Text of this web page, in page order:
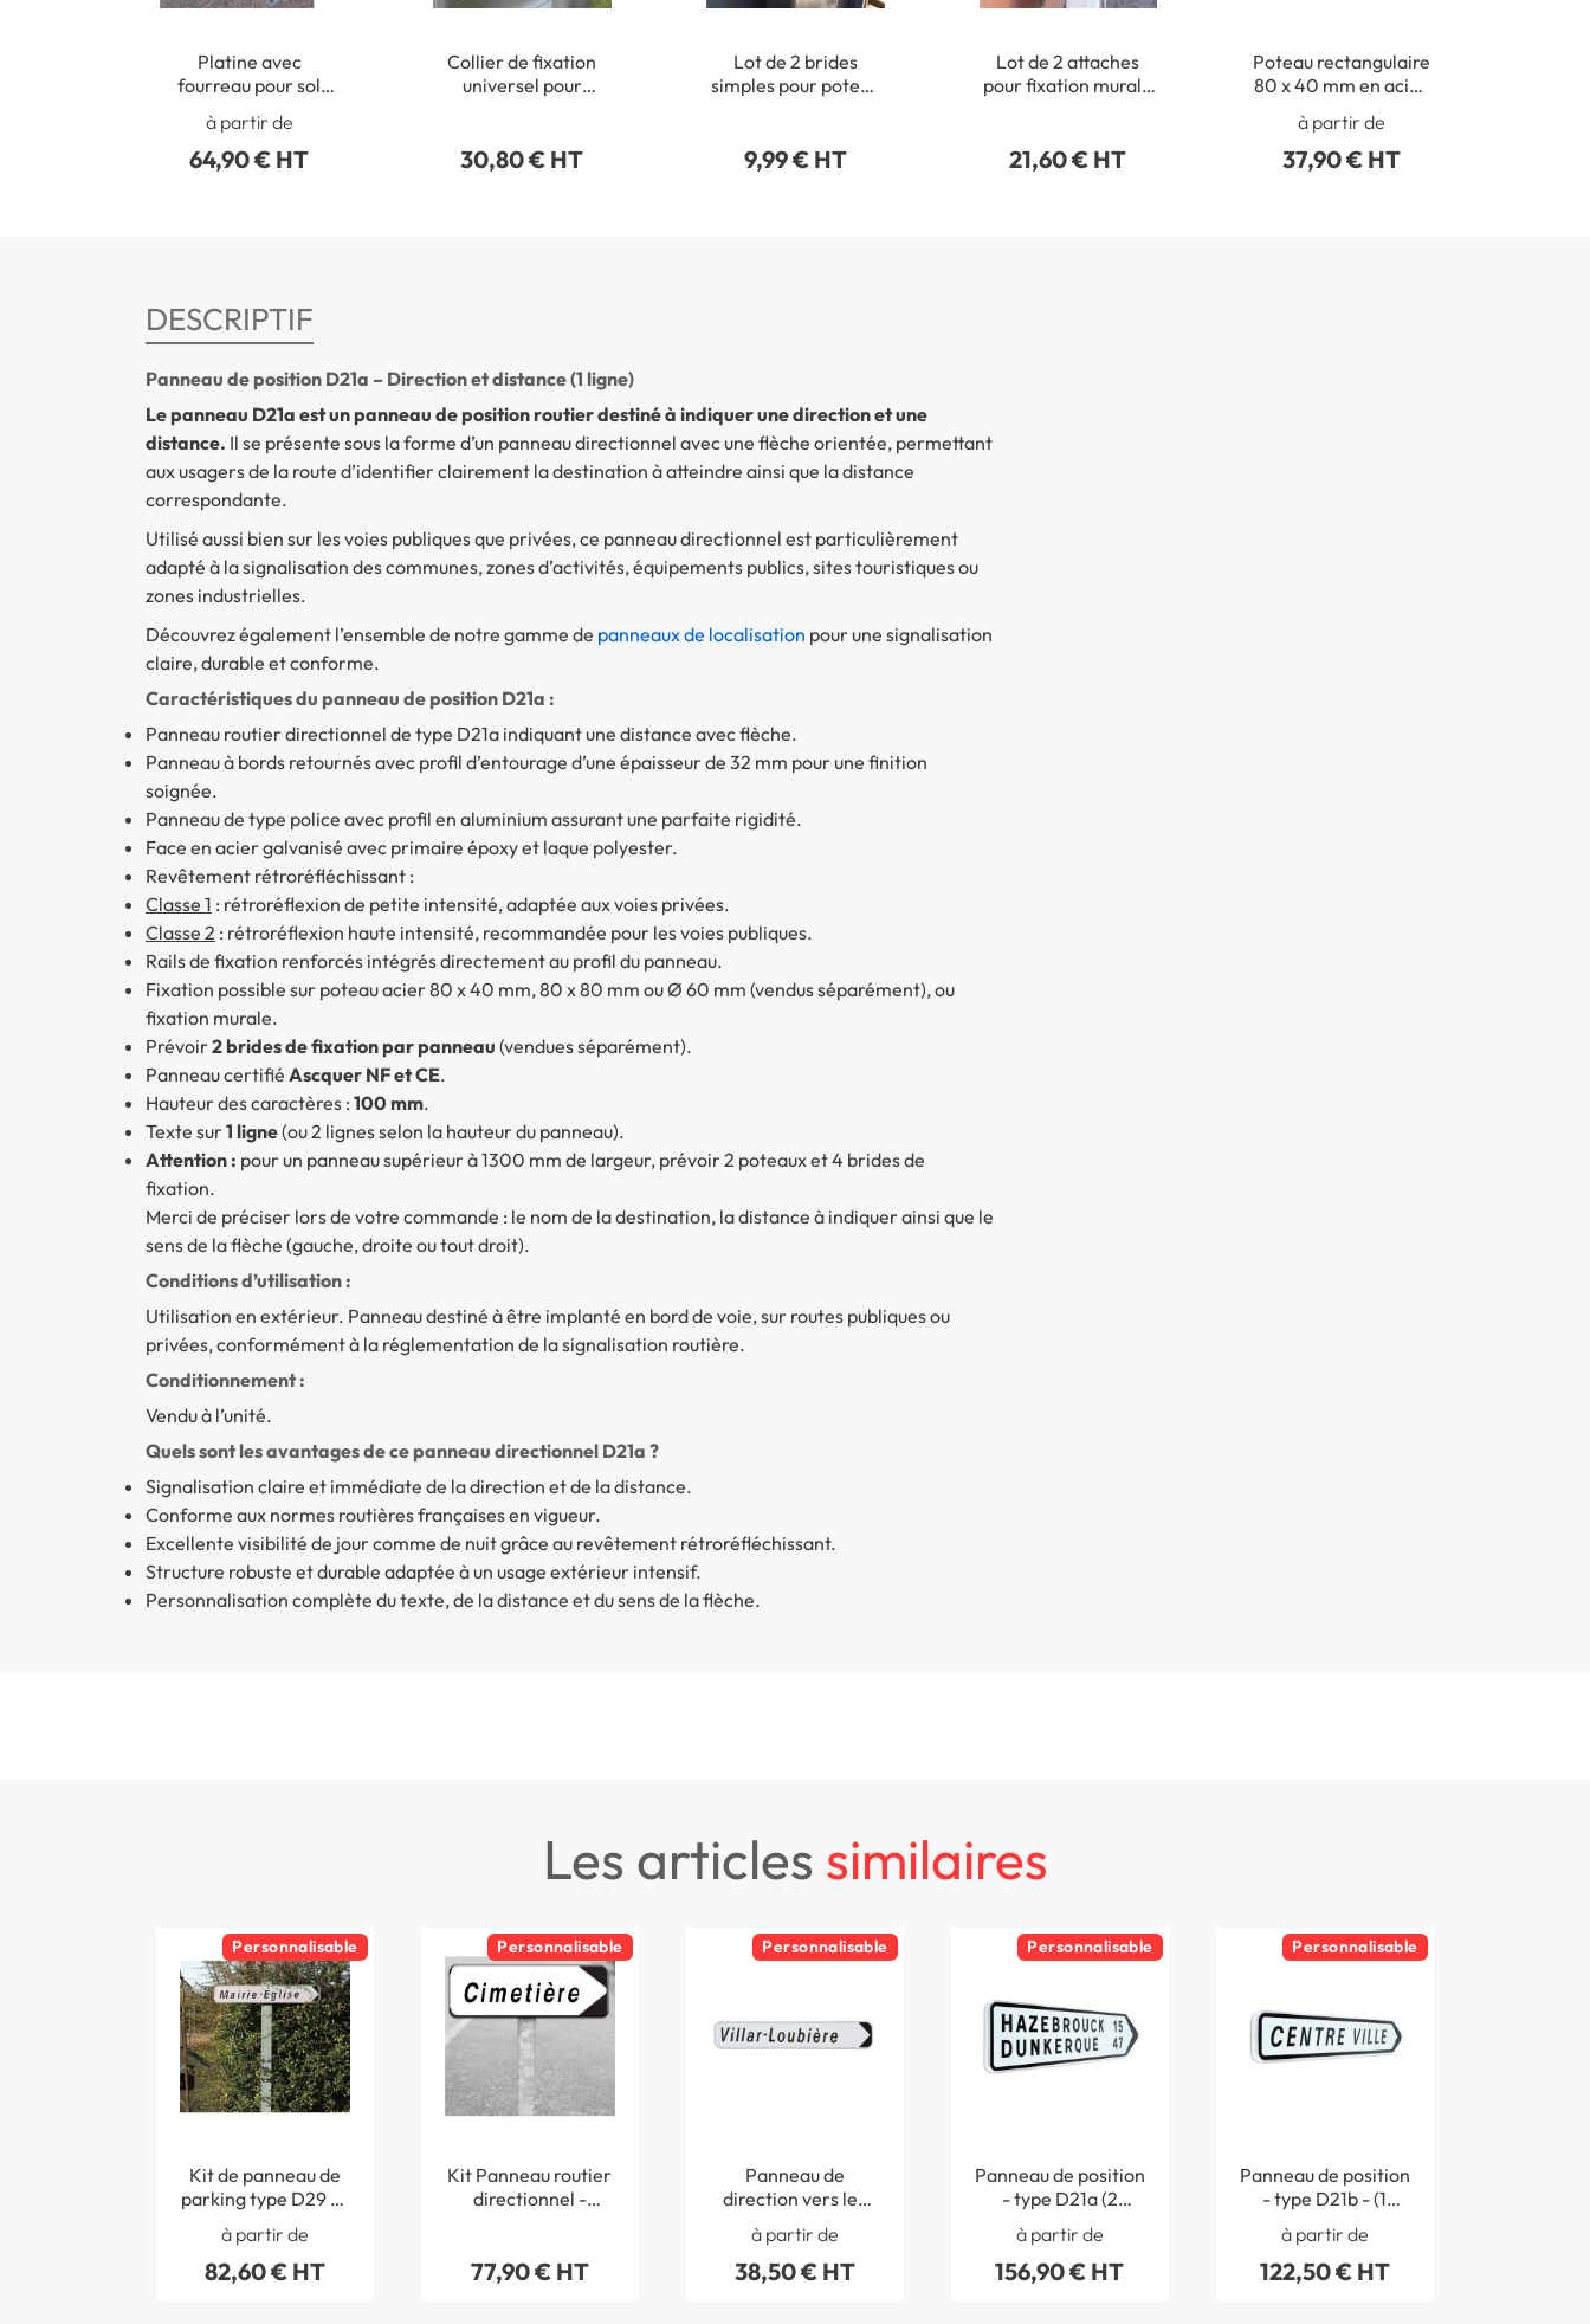
Platine avec
fourreau pour sol
à partir de
64,90 € HT
Collier de fixation
universel pour
30,80 € HT
Lot de 2 brides
simples pour poteau
9,99 € HT
Lot de 2 attaches
pour fixation murale
21,60 € HT
Poteau rectangulaire
80 x 40 mm en acier
galva avec bouchon
obturateur
à partir de
37,90 € HT
DESCRIPTIF
Panneau de position D21a – Direction et distance (1 ligne)
Le panneau D21a est un panneau de position routier destiné à indiquer une direction et une
distance. Il se présente sous la forme d’un panneau directionnel avec une flèche orientée, permettant
aux usagers de la route d’identifier clairement la destination à atteindre ainsi que la distance
correspondante.
Utilisé aussi bien sur les voies publiques que privées, ce panneau directionnel est particulièrement
adapté à la signalisation des communes, zones d’activités, équipements publics, sites touristiques ou
zones industrielles.
Découvrez également l’ensemble de notre gamme de panneaux de localisation pour une signalisation
claire, durable et conforme.
Caractéristiques du panneau de position D21a :
Panneau routier directionnel de type D21a indiquant une distance avec flèche.
Panneau à bords retournés avec profil d’entourage d’une épaisseur de 32 mm pour une finition
soignée.
Panneau de type police avec profil en aluminium assurant une parfaite rigidité.
Face en acier galvanisé avec primaire époxy et laque polyester.
Revêtement rétroréfléchissant :
Classe 1 : rétroréflexion de petite intensité, adaptée aux voies privées.
Classe 2 : rétroréflexion haute intensité, recommandée pour les voies publiques.
Rails de fixation renforcés intégrés directement au profil du panneau.
Fixation possible sur poteau acier 80 x 40 mm, 80 x 80 mm ou Ø 60 mm (vendus séparément), ou
fixation murale.
Prévoir2 brides de fixation par panneau (vendues séparément).
Panneau certifié Ascquer NF et CE.
Hauteur des caractères : 100 mm.
Texte sur1 ligne(ou 2 lignes selon la hauteur du panneau).
Attention : pour un panneau supérieur à 1300 mm de largeur, prévoir 2 poteaux et 4 brides de
fixation.
Merci de préciser lors de votre commande : le nom de la destination, la distance à indiquer ainsi que le
sens de la flèche (gauche, droite ou tout droit).
Conditions d’utilisation :
Utilisation en extérieur. Panneau destiné à être implanté en bord de voie, sur routes publiques ou
privées, conformément à la réglementation de la signalisation routière.
Conditionnement :
Vendu à l’unité.
Quels sont les avantages de ce panneau directionnel D21a ?
Signalisation claire et immédiate de la direction et de la distance.
Conforme aux normes routières françaises en vigueur.
Excellente visibilité de jour comme de nuit grâce au revêtement rétroréfléchissant.
Structure robuste et durable adaptée à un usage extérieur intensif.
Personnalisation complète du texte, de la distance et du sens de la flèche.
les articles similaires
Personnalisable
Kit de panneau de
parking type D29 - 1
à partir de
82,60 € HT
Personnalisable
Kit Panneau routier
directionnel -
77,90 € HT
Personnalisable
Panneau de
direction vers les
lieux-dits - type D29
- 1 ligne
à partir de
38,50 € HT
Personnalisable
Panneau de position
- type D21a (2
à partir de
156,90 € HT
Personnalisable
Panneau de position
- type D21b - (1
à partir de
122,50 € HT